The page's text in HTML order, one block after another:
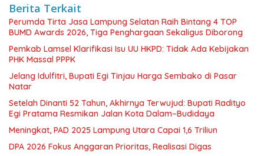
Berita Terkait
Perumda Tirta Jasa Lampung Selatan Raih Bintang 4 TOP
BUMD Awards 2026, Tiga Penghargaan Sekaligus Diborong
Pemkab Lamsel Klarifikasi Isu UU HKPD: Tidak Ada Kebijakan
PHK Massal PPPK
Jelang Idulfitri, Bupati Egi Tinjau Harga Sembako di Pasar
Natar
Setelah Dinanti 52 Tahun, Akhirnya Terwujud: Bupati Radityo
Egi Pratama Resmikan Jalan Kota Dalam–Budidaya
Meningkat, PAD 2025 Lampung Utara Capai 1,6 Triliun
DPA 2026 Fokus Anggaran Prioritas, Realisasi Digas